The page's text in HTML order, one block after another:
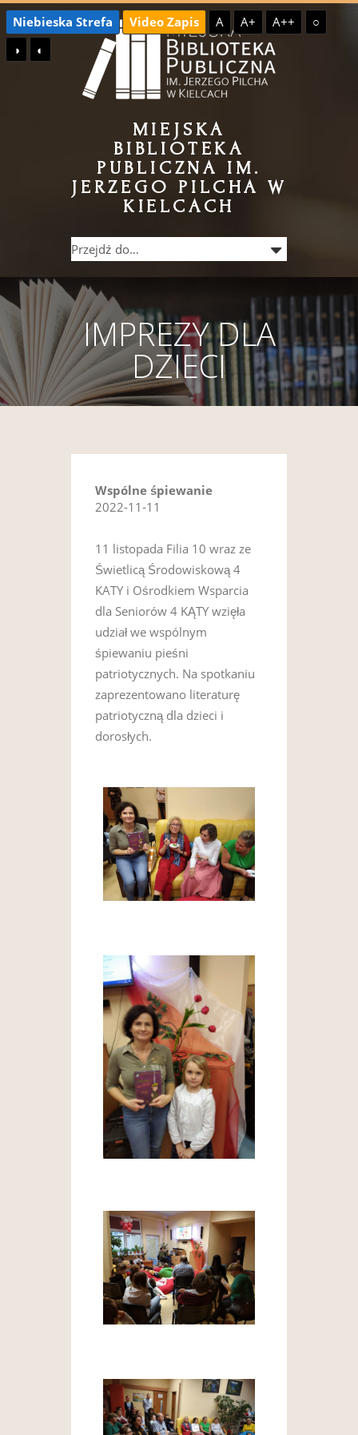
Przejdź
do
treści
Przejdź
do
menu
Niebieska Strefa Video Zapis A A+ A++
○
◑
◐
MIEJSKA
BIBLIOTEKA
PUBLICZNA IM.
JERZEGO PILCHA W
KIELCACH
IMPREZY DLA
DZIECI
Wspólne śpiewanie
2022-11-11
11 listopada Filia 10 wraz ze
Świetlicą Środowiskową 4
KATY i Ośrodkiem Wsparcia
dla Seniorów 4 KĄTY wzięła
udział we wspólnym
śpiewaniu pieśni
patriotycznych. Na spotkaniu
zaprezentowano literaturę
patriotyczną dla dzieci i
dorosłych.